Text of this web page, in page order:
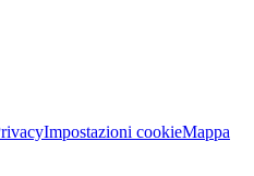
Impostazioni cookieMappa